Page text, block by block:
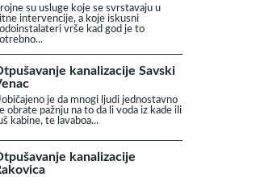
su usluge koje se svrstavaju u
intervencije, a koje iskusni
vrše kad god je to
kanalizacije Savski
je da mnogi ljudi jednostavno
obrate pažnju na to da li voda iz kade ili
kabine, te lavaboa...
kanalizacije